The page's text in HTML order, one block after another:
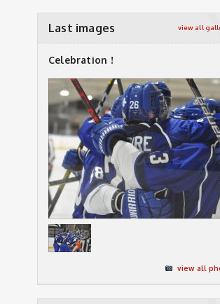
Last images view all
Celebration !
view all